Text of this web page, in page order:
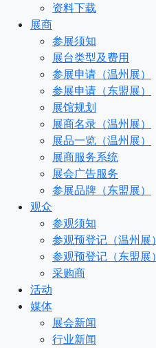
资料下载
展商
参展须知
展台类型及费用
参展申请（温州展）
参展申请（东盟展）
展馆规划
展商名录（温州展）
展品一览（温州展）
展商服务系统
展会广告服务
参展品牌（东盟展）
观众
参观须知
参观预登记（温州展）
参观预登记（东盟展）
采购商
活动
媒体
展会新闻
行业新闻